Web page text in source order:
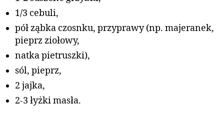
1/3 cebuli,
pół ząbka czosnku, przyprawy (np. majeranek,
pieprz ziołowy,
natka pietruszki),
sól, pieprz,
2 jajka,
2-3 łyżki masła.